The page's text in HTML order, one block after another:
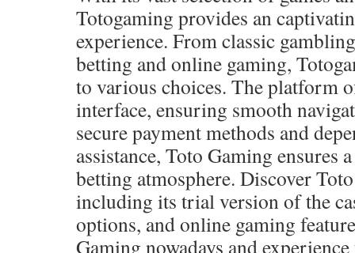
Totogaming provides an
experience. From classic
betting and online gaming,
to various choices. The platform
interface, ensuring smooth
secure payment methods and
assistance, Toto Gaming ensures
betting atmosphere. Discover
including its trial version of the
options, and online gaming
Gaming nowadays and